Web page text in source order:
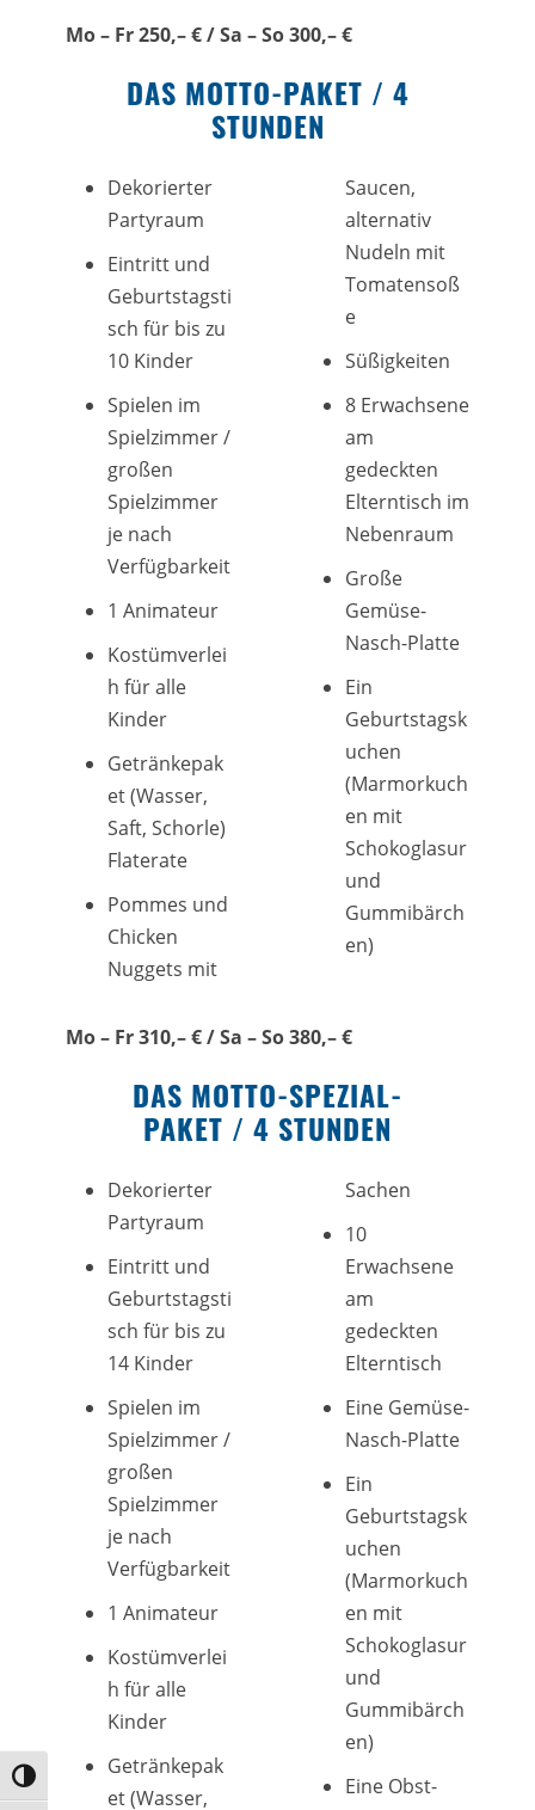
Umschalten auf hohe Kontraste
Mo – Fr 250,– € / Sa – So 300,– €
DAS MOTTO-PAKET / 4
STUNDEN
Dekorierter
Partyraum
Eintritt und
Geburtstagsti
sch für bis zu
10 Kinder
Spielen im
Spielzimmer /
großen
Spielzimmer
je nach
Verfügbarkeit
1 Animateur
Kostümverlei
h für alle
Kinder
Getränkepak
et (Wasser,
Saft, Schorle)
Flaterate
Pommes und
Chicken
Nuggets mit
Saucen,
alternativ
Nudeln mit
Tomatensoß
e
Süßigkeiten
8 Erwachsene
am
gedeckten
Elterntisch im
Nebenraum
Große
Gemüse-
Nasch-Platte
Ein
Geburtstagsk
uchen
(Marmorkuch
en mit
Schokoglasur
und
Gummibärch
en)
Mo – Fr 310,– € / Sa – So 380,– €
DAS MOTTO-SPEZIAL-
PAKET / 4 STUNDEN
Dekorierter
Partyraum
Eintritt und
Geburtstagsti
sch für bis zu
14 Kinder
Spielen im
Spielzimmer /
großen
Spielzimmer
je nach
Verfügbarkeit
1 Animateur
Kostümverlei
h für alle
Kinder
Getränkepak
et (Wasser,
Sachen
10
Erwachsene
am
gedeckten
Elterntisch
Eine Gemüse-
Nasch-Platte
Ein
Geburtstagsk
uchen
(Marmorkuch
en mit
Schokoglasur
und
Gummibärch
en)
Eine Obst-